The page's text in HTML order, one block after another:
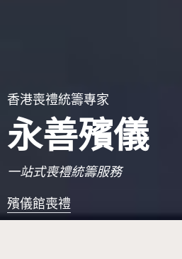
香港喪禮統籌專家
永善殯儀
一站式喪禮統籌服務
殯儀館喪禮